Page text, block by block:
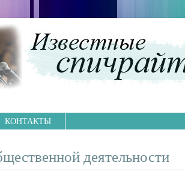
КОНТАКТЫ
деятельности